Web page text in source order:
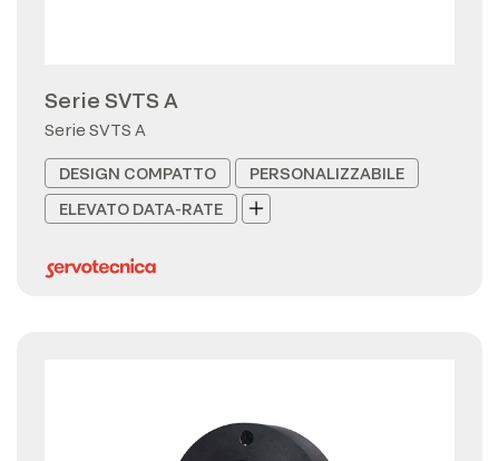
Serie SVTS A
Serie SVTS A
DESIGN COMPATTO
PERSONALIZZABILE
ELEVATO DATA-RATE